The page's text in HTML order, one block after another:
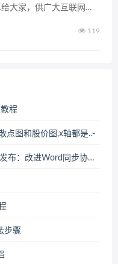
大家，供广大互联网技
119
程
点图和股价图,x轴都是..-
改进Word同步协作功能
步骤